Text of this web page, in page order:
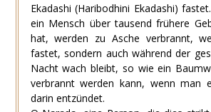
Ekadashi (Haribodhini Ekadashi)
ein Mensch über tausend frühere
hat, werden zu Asche verbrannt,
fastet, sondern auch während der
Nacht wach bleibt, so wie ein
verbrannt werden kann, wenn man
darin entzündet.